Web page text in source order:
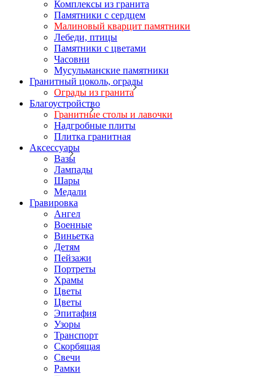
Комплексы из гранита
Памятники с сердцем
Малиновый кварцит памятники
Лебеди, птицы
Памятники с цветами
Часовни
Мусульманские памятники
Гранитный цоколь, ограды
Ограды из гранита
Благоустройство
Гранитные столы и лавочки
Надгробные плиты
Плитка гранитная
Аксессуары
Вазы
Лампады
Шары
Медали
Гравировка
Ангел
Военные
Виньетка
Детям
Пейзажи
Портреты
Храмы
Цветы
Цветы
Эпитафия
Узоры
Транспорт
Скорбящая
Свечи
Рамки